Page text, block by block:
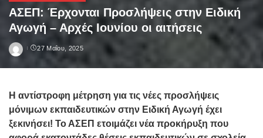
ΑΣΕΠ: Έρχονται Προσλήψεις στην Ειδική
Αγωγή – Αρχές Ιουνίου οι αιτήσεις
Posted
27 Μαΐου, 2025
Η αντίστροφη μέτρηση για τις νέες προσλήψεις
μόνιμων εκπαιδευτικών στην Ειδική Αγωγή έχει
ξεκινήσει! Το ΑΣΕΠ ετοιμάζει νέα προκήρυξη που